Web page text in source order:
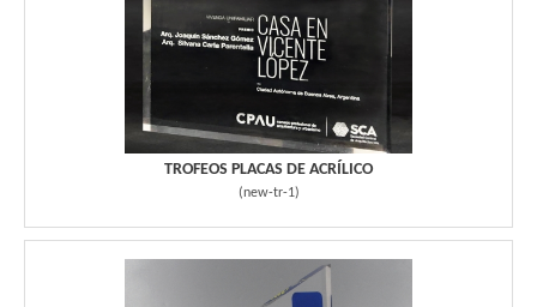
TROFEOS PLACAS DE ACRÍLICO
(new-tr-1)